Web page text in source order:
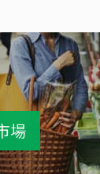
場